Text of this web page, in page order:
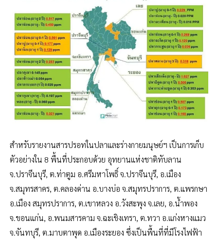
สำหรับรายงานสารปรอทในปลาและร่างกายมนุษย์ฯ เป็นการเก็บ
ตัวอย่างใน 8 พื้นที่ประกอบด้วย อุทยานแห่งชาติทับลาน
จ.ปราจีนบุรี, ต.ท่าตูม อ.ศรีมหาโพธิ์ จ.ปราจีนบุรี, อ.เมือง
จ.สมุทรสาคร, ต.คลองด่าน อ.บางบ่อ จ.สมุทรปราการ, ต.แพรกษา
อ.เมือง สมุทรปราการ, ต.เขาหลวง อ.วังสะพุง จ.เลย, อ.น้ำพอง
จ.ขอนแก่น, อ.พนมสารคาม จ.ฉะเชิงเทรา, ต.ทวา อ.แก่งหางแมว
จ.จันทบุรี, ต.มาบตาพุด อ.เมืองระยอง ซึ่งเป็นพื้นที่ที่มีโรงไฟฟ้า